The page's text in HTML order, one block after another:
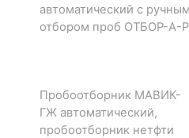
автоматический с ручным
отбором проб ОТБОР-А-Р
Пробоотборник МАВИК-
ГЖ автоматический,
пробоотборник нетфти